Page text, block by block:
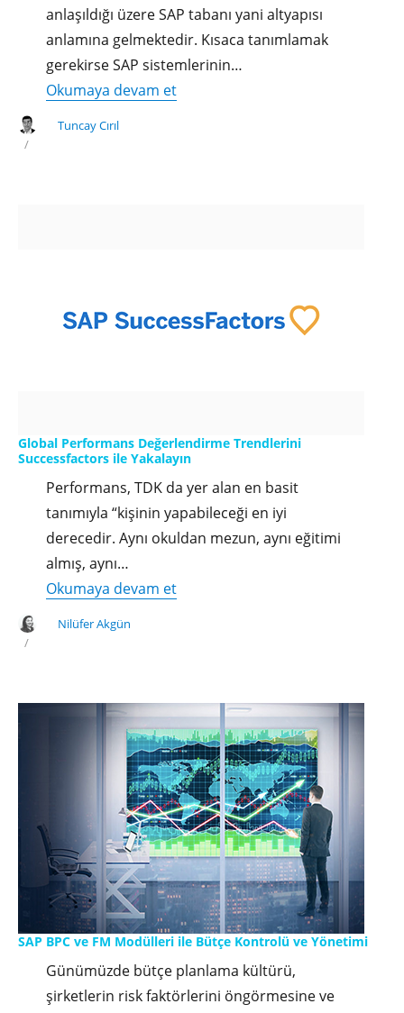
anlaşıldığı üzere SAP tabanı yani altyapısı
anlamına gelmektedir. Kısaca tanımlamak
gerekirse SAP sistemlerinin…
Okumaya devam et"SAP
Tuncay Cırıl
Global Performans Değerlendirme Trendlerini
Successfactors ile Yakalayın
Performans, TDK da yer alan en basit
tanımıyla “kişinin yapabileceği en iyi
derecedir. Aynı okuldan mezun, aynı eğitimi
almış, aynı…
Okumaya devam et"Global
ile
Yakalayın"
Nilüfer Akgün
SAP BPC ve FM Modülleri ile Bütçe Kontrolü ve Yönetimi
Günümüzde bütçe planlama kültürü,
şirketlerin risk faktörlerini öngörmesine ve